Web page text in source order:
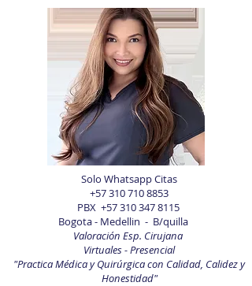
Solo Whatsapp Citas
+57 310 710 8853
PBX +57 310 347 8115
Bogota - Medellin - B/quilla
Valoración Esp. Cirujana
Virtuales - Presencial
"Practica Médica y Quirúrgica con Calidad, Calidez y
Honestidad"